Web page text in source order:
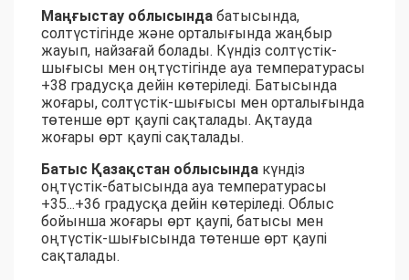
Маңғыстау облысында батысында,
солтүстігінде және орталығында жаңбыр
жауып, найзағай болады. Күндіз солтүстік-
шығысы мен оңтүстігінде ауа температурасы
+38 градусқа дейін көтеріледі. Батысында
жоғары, солтүстік-шығысы мен орталығында
төтенше өрт қаупі сақталады. Ақтауда
жоғары өрт қаупі сақталады.
Батыс Қазақстан облысында күндіз
оңтүстік-батысында ауа температурасы
+35...+36 градусқа дейін көтеріледі. Облыс
бойынша жоғары өрт қаупі, батысы мен
оңтүстік-шығысында төтенше өрт қаупі
сақталады.